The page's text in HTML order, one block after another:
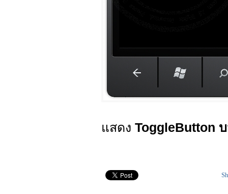
แสดง ToggleButton